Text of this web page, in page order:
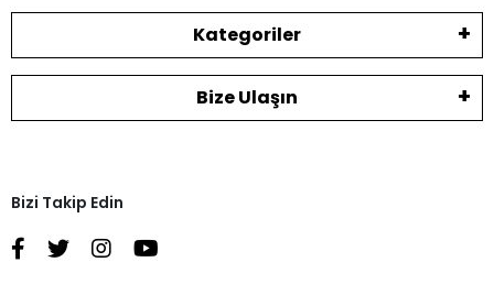
Kategoriler
Bize Ulaşın
Bizi Takip Edin